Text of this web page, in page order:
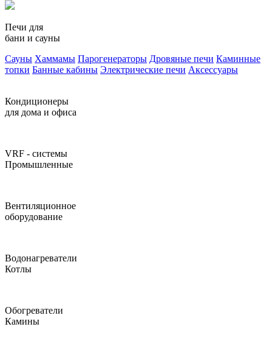
Печи для
бани и сауны
Сауны Хаммамы Парогенераторы Дровяные печи Каминные
топки Банные кабины Электрические печи Аксессуары
Кондиционеры
для дома и офиса
VRF - системы
Промышленные
Вентиляционное
оборудование
Водонагреватели
Котлы
Обогреватели
Камины